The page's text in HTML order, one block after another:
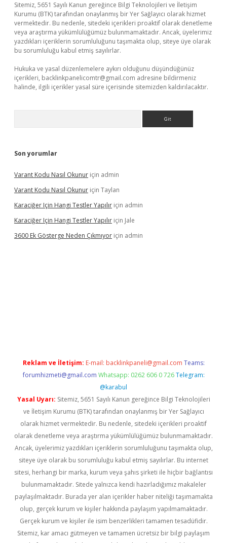
Sitemiz, 5651 Sayılı Kanun gereğince Bilgi Teknolojileri ve İletişim
Kurumu (BTK) tarafından onaylanmış bir Yer Sağlayıcı olarak hizmet
vermektedir. Bu nedenle, sitedeki içerikleri proaktif olarak denetleme
veya araştırma yükümlülüğümüz bulunmamaktadır. Ancak, üyelerimiz
yazdıkları içeriklerin sorumluluğunu taşımakta olup, siteye üye olarak
bu sorumluluğu kabul etmiş sayılırlar.
Hukuka ve yasal düzenlemelere aykırı olduğunu düşündüğünüz
içerikleri, backlinkpanelicomtr@gmail.com adresine bildirmeniz
halinde, ilgili içerikler yasal süre içerisinde sitemizden kaldırılacaktır.
Son yorumlar
Varant Kodu Nasıl Okunur için admin
Varant Kodu Nasıl Okunur için Taylan
Karaciğer Için Hangi Testler Yapılır için admin
Karaciğer Için Hangi Testler Yapılır için Jale
3600 Ek Gösterge Neden Çıkmıyor için admin
Reklam ve İletişim: E-mail: backlinkpaneli@gmail.com Teams:
forumhizmeti@gmail.com Whatsapp: 0262 606 0 726 Telegram:
@karabul
Yasal Uyarı: Sitemiz, 5651 Sayılı Kanun gereğince Bilgi Teknolojileri
ve İletişim Kurumu (BTK) tarafından onaylanmış bir Yer Sağlayıcı
olarak hizmet vermektedir. Bu nedenle, sitedeki içerikleri proaktif
olarak denetleme veya araştırma yükümlülüğümüz bulunmamaktadır.
Ancak, üyelerimiz yazdıkları içeriklerin sorumluluğunu taşımakta olup,
siteye üye olarak bu sorumluluğu kabul etmiş sayılırlar. Bu internet
sitesi, herhangi bir marka, kurum veya şahıs şirketi ile hiçbir bağlantısı
bulunmamaktadır. Sitede yalnızca kendi hazırladığımız makaleler
paylaşılmaktadır. Burada yer alan içerikler haber niteliği taşımamakta
olup, gerçek kurum ve kişiler hakkında paylaşım yapılmamaktadır.
Gerçek kurum ve kişiler ile isim benzerlikleri tamamen tesadüfidir.
Sitemiz, kar amacı gütmeyen ve tamamen ücretsiz bir bilgi paylaşım